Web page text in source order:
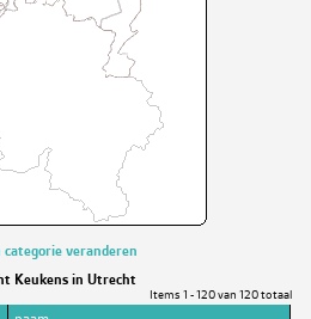
categorie veranderen
Keukens in Utrecht
Items 1 - 120 van 120 totaal